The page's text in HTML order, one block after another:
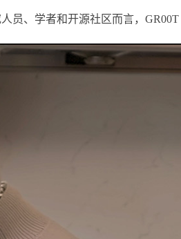
员、学者和开源社区而言，